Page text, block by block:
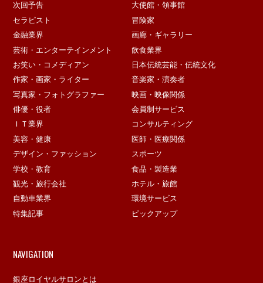
次回予告
大使館・領事館
セラピスト
冒険家
金融業界
画廊・ギャラリー
芸術・エンターテインメント
飲食業界
お笑い・コメディアン
日本伝統芸能・伝統文化
作家・画家・ライター
音楽家・演奏者
写真家・フォトグラファー
映画・映像関係
俳優・役者
会員制サービス
ＩＴ業界
コンサルティング
美容・健康
医師・医療関係
デザイン・ファッション
スポーツ
学校・教育
食品・製造業
観光・旅行会社
ホテル・旅館
自動車業界
環境サービス
特集記事
ピックアップ
NAVIGATION
銀座ロイヤルサロンとは